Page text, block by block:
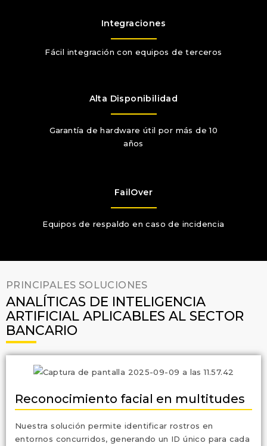
Integraciones
Fácil integración con equipos de terceros
Alta Disponibilidad
Garantía de hardware útil por más de 10
años​
FailOver
Equipos de respaldo en caso de incidencia
PRINCIPALES SOLUCIONES
ANALÍTICAS DE INTELIGENCIA
ARTIFICIAL APLICABLES AL SECTOR
BANCARIO
Reconocimiento facial en multitudes
Nuestra solución permite identificar rostros en
entornos concurridos, generando un ID único para cada